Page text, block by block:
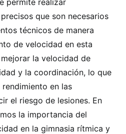
permite realizar
que son necesarios
técnicos de manera
de velocidad en esta
la velocidad de
y la coordinación, lo que
en las
el riesgo de lesiones. En
la importancia del
en la gimnasia rítmica y